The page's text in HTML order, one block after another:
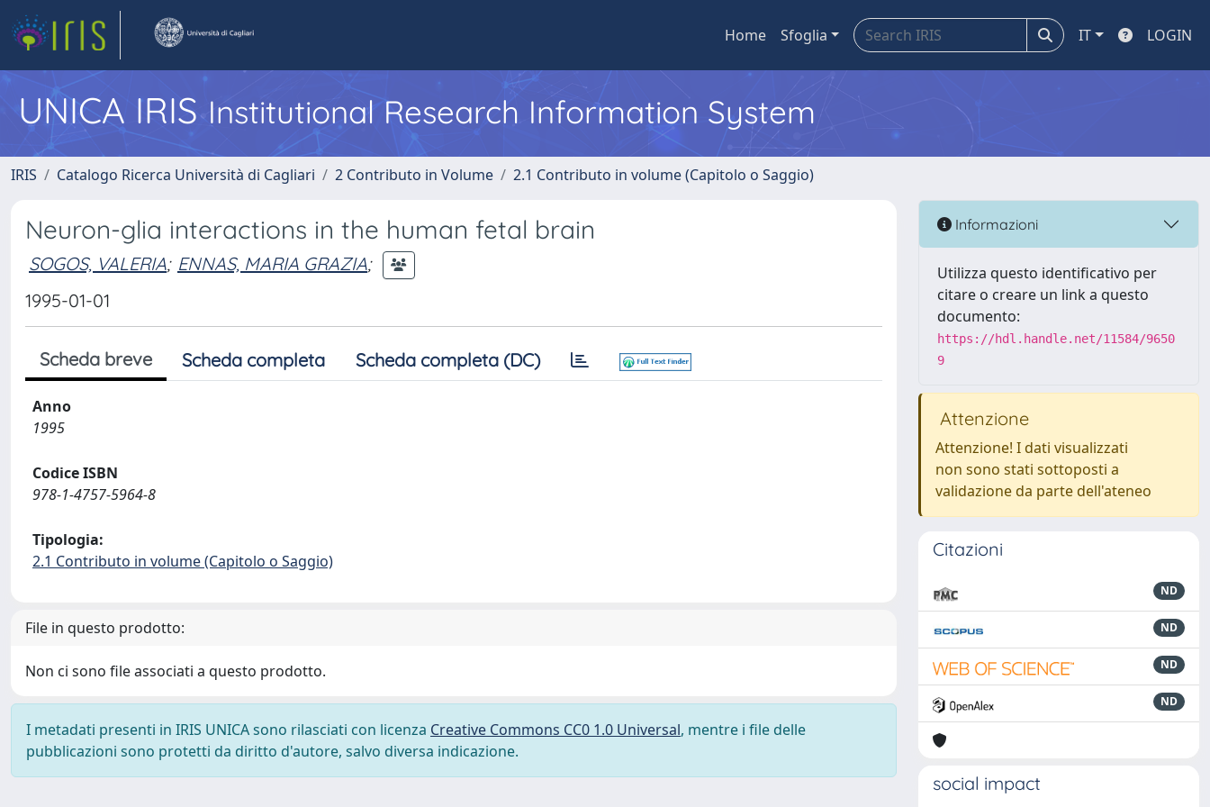
Home Sfoglia IT LOGIN
UNICA IRISInstitutional Research Information System
IRIS Catalogo Ricerca Università di Cagliari 2 Contributo in Volume 2.1 Contributo in volume (Capitolo o Saggio)
Neuron-glia interactions in the human fetal brain
SOGOS, VALERIA; ENNAS, MARIA GRAZIA;
1995-01-01
Scheda breve Scheda completa Scheda completa (DC)
Anno
1995
Codice ISBN
978-1-4757-5964-8
Tipologia:
2.1 Contributo in volume (Capitolo o Saggio)
File in questo prodotto:
Non ci sono file associati a questo prodotto.
I metadati presenti in IRIS UNICA sono rilasciati con licenza Creative Commons CC0 1.0 Universal, mentre i file delle
pubblicazioni sono protetti da diritto d'autore, salvo diversa indicazione.
Informazioni
Utilizza questo identificativo per
citare o creare un link a questo
documento:
https://hdl.handle.net/11584/9650
9
Attenzione
Attenzione! I dati visualizzati
non sono stati sottoposti a
validazione da parte dell'ateneo
Citazioni
ND
ND
ND
ND
social impact